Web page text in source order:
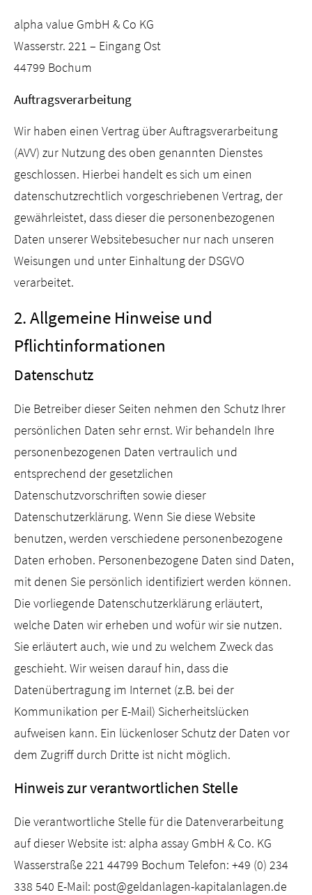
alpha value GmbH & Co KG
Wasserstr. 221 – Eingang Ost
44799 Bochum
Auftragsverarbeitung
Wir haben einen Vertrag über Auftragsverarbeitung
(AVV) zur Nutzung des oben genannten Dienstes
geschlossen. Hierbei handelt es sich um einen
datenschutzrechtlich vorgeschriebenen Vertrag, der
gewährleistet, dass dieser die personenbezogenen
Daten unserer Websitebesucher nur nach unseren
Weisungen und unter Einhaltung der DSGVO
verarbeitet.
2. Allgemeine Hinweise und
Pflichtinformationen
Datenschutz
Die Betreiber dieser Seiten nehmen den Schutz Ihrer
persönlichen Daten sehr ernst. Wir behandeln Ihre
personenbezogenen Daten vertraulich und
entsprechend der gesetzlichen
Datenschutzvorschriften sowie dieser
Datenschutzerklärung. Wenn Sie diese Website
benutzen, werden verschiedene personenbezogene
Daten erhoben. Personenbezogene Daten sind Daten,
mit denen Sie persönlich identifiziert werden können.
Die vorliegende Datenschutzerklärung erläutert,
welche Daten wir erheben und wofür wir sie nutzen.
Sie erläutert auch, wie und zu welchem Zweck das
geschieht. Wir weisen darauf hin, dass die
Datenübertragung im Internet (z.B. bei der
Kommunikation per E-Mail) Sicherheitslücken
aufweisen kann. Ein lückenloser Schutz der Daten vor
dem Zugriff durch Dritte ist nicht möglich.
Hinweis zur verantwortlichen Stelle
Die verantwortliche Stelle für die Datenverarbeitung
auf dieser Website ist: alpha assay GmbH & Co. KG
Wasserstraße 221 44799 Bochum Telefon: +49 (0) 234
338 540 E-Mail: post@geldanlagen-kapitalanlagen.de